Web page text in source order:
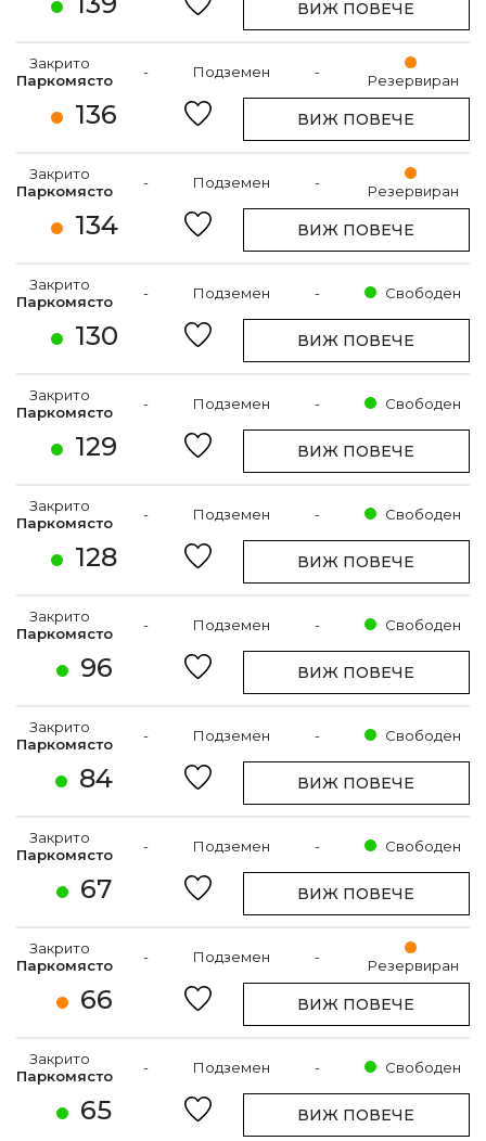
ВИЖ ПОВЕЧЕ
136
Закрито
Паркомясто
- Подземен - Резервиран
ВИЖ ПОВЕЧЕ
134
Закрито
Паркомясто
- Подземен - Резервиран
ВИЖ ПОВЕЧЕ
130
Закрито
Паркомясто
- Подземен - Свободен
ВИЖ ПОВЕЧЕ
129
Закрито
Паркомясто
- Подземен - Свободен
ВИЖ ПОВЕЧЕ
128
Закрито
Паркомясто
- Подземен - Свободен
ВИЖ ПОВЕЧЕ
96
Закрито
Паркомясто
- Подземен - Свободен
ВИЖ ПОВЕЧЕ
84
Закрито
Паркомясто
- Подземен - Свободен
ВИЖ ПОВЕЧЕ
67
Закрито
Паркомясто
- Подземен - Свободен
ВИЖ ПОВЕЧЕ
66
Закрито
Паркомясто
- Подземен - Резервиран
ВИЖ ПОВЕЧЕ
65
Закрито
Паркомясто
- Подземен - Свободен
ВИЖ ПОВЕЧЕ